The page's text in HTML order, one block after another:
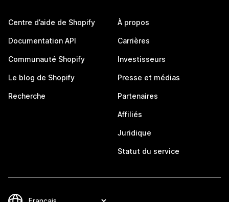
Centre d’aide de Shopify
Documentation API
Communauté Shopify
Le blog de Shopify
Recherche
À propos
Carrières
Investisseurs
Presse et médias
Partenaires
Affiliés
Juridique
Statut du service